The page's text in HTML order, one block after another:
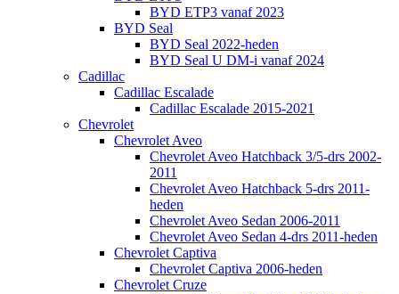
BYD ETP3 vanaf 2023
BYD Seal
BYD Seal 2022-heden
BYD Seal U DM-i vanaf 2024
Cadillac
Cadillac Escalade
Cadillac Escalade 2015-2021
Chevrolet
Chevrolet Aveo
Chevrolet Aveo Hatchback 3/5-drs 2002-
2011
Chevrolet Aveo Hatchback 5-drs 2011-
heden
Chevrolet Aveo Sedan 2006-2011
Chevrolet Aveo Sedan 4-drs 2011-heden
Chevrolet Captiva
Chevrolet Captiva 2006-heden
Chevrolet Cruze